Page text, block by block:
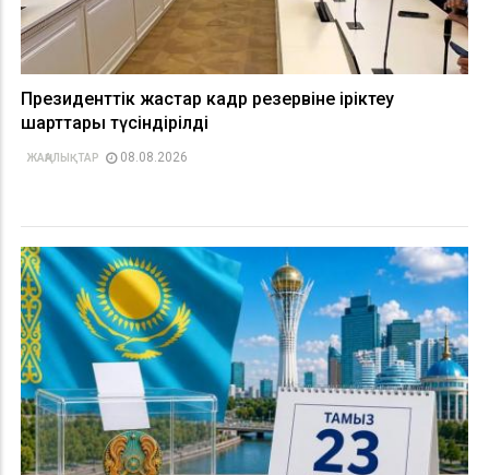
Президенттік жастар кадр резервіне іріктеу
шарттары түсіндірілді
ЖАҢАЛЫҚТАР 08.08.2026